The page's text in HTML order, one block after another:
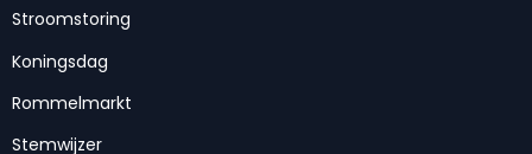
Stroomstoring
Koningsdag
Rommelmarkt
Stemwijzer